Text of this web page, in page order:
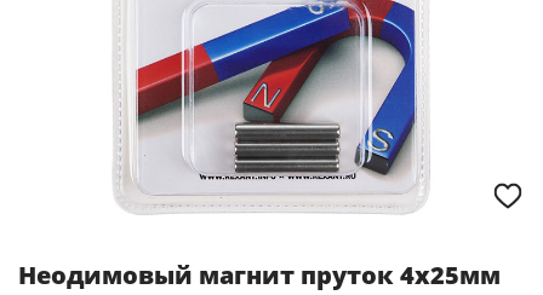
Неодимовый магнит пруток 4х25мм